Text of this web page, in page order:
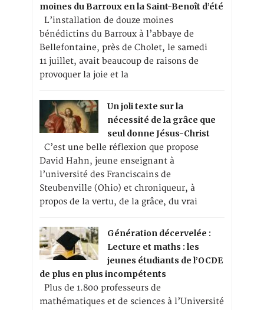
moines du Barroux en la Saint-Benoît d’été
L’installation de douze moines
bénédictins du Barroux à l’abbaye de
Bellefontaine, près de Cholet, le samedi
11 juillet, avait beaucoup de raisons de
provoquer la joie et la
Un joli texte sur la
nécessité de la grâce que
seul donne Jésus-Christ
C’est une belle réflexion que propose
David Hahn, jeune enseignant à
l’université des Franciscains de
Steubenville (Ohio) et chroniqueur, à
propos de la vertu, de la grâce, du vrai
Génération décervelée :
Lecture et maths : les
jeunes étudiants de l’OCDE
de plus en plus incompétents
Plus de 1.800 professeurs de
mathématiques et de sciences à l’Université